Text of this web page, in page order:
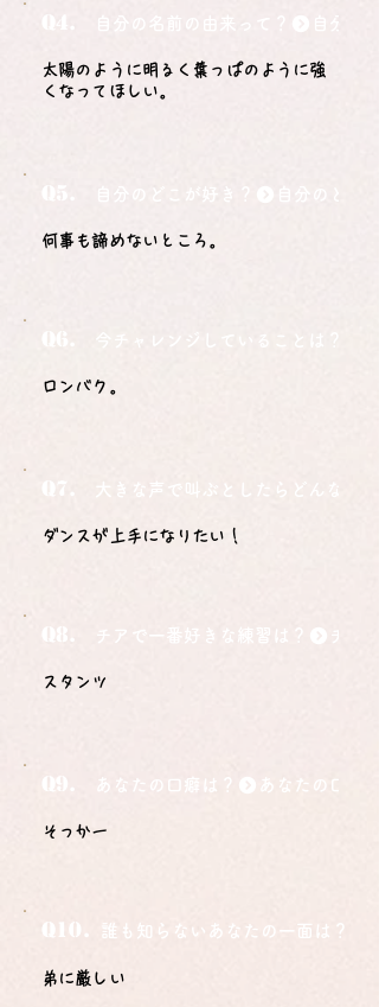
太陽のように明るく葉っぱのように強
くなってほしい。
Q5. 自分のどこが好き？
何事も諦めないところ。
Q6. 今チャレンジしていることは？
ロンバク。
Q7. 大きな声で叫ぶとしたらどんな言葉
ダンスが上手になりたい！
Q8. チアで一番好きな練習は？
スタンツ
Q9. あなたの口癖は？
そっかー
Q10. 誰も知らないあなたの一面は？
弟に厳しい